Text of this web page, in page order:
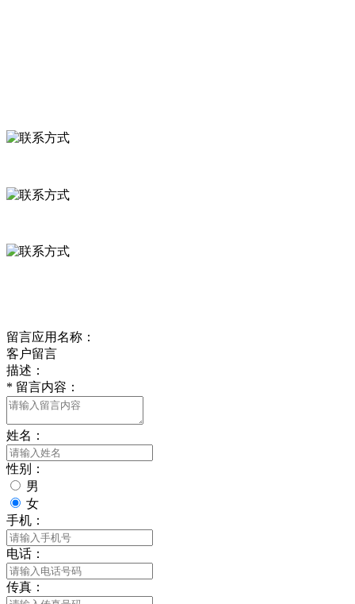
留言应用名称：
客户留言
描述：
* 留言内容：
姓名：
性别：
男
女
手机：
电话：
传真：